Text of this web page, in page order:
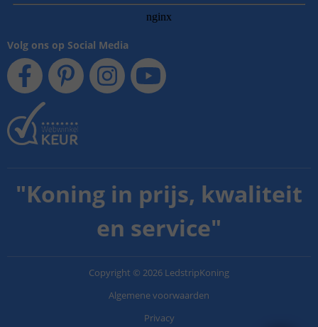
Volg ons op Social Media
"Koning in prijs, kwaliteit
en service"
Copyright © 2026 LedstripKoning
Algemene voorwaarden
Privacy